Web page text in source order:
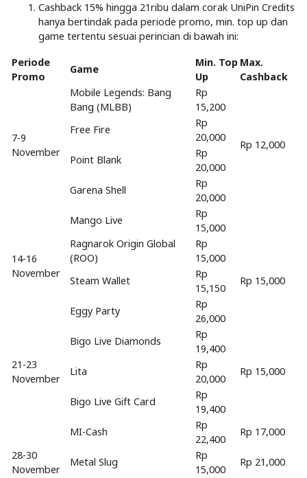
Cashback 15% hingga 21ribu dalam corak UniPin Credits
hanya bertindak pada periode promo, min. top up dan
game tertentu sesuai perincian di bawah ini:
Periode
Promo
Game
Min. Top
Up
Max.
Cashback
7-9
November
Mobile Legends: Bang
Bang (MLBB)
Rp
15,200
Rp 12,000
Free Fire
Rp
20,000
Point Blank
Rp
20,000
Garena Shell
Rp
20,000
14-16
November
Mango Live
Rp
15,000
Ragnarok Origin Global
(ROO)
Rp
15,000
Rp 15,000
Steam Wallet
Rp
15,150
Eggy Party
Rp
26,000
21-23
November
Bigo Live Diamonds
Rp
19,400
Rp 15,000
Lita
Rp
20,000
Bigo Live Gift Card
Rp
19,400
28-30
November
MI-Cash
Rp
22,400
Rp 17,000
Metal Slug
Rp
15,000
Rp 21,000